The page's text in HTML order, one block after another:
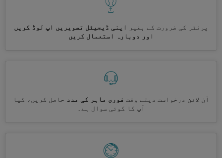
پرنٹر کی ضرورت کے بغیر
اپنی ڈیجیٹل تصویریں اپ لوڈ کریں
اور دوبارہ استعمال کریں
آن لائن درخواست دیتے وقت فوری ماہر کی مدد حاصل کریں، کیا
آپ کا کوئی سوال ہے۔